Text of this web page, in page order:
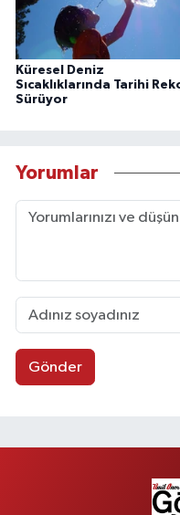
Küresel Deniz
Sıcaklıklarında Tarihi
Sürüyor
Yorumlar
Gönder